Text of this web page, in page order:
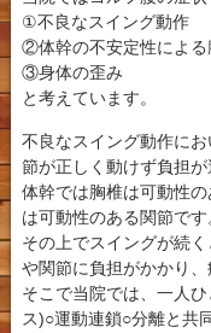
①不良なスイング動作
②体幹の不安定性による
③身体の歪み
と考えています。
不良なスイング動作に
節が正しく動けず負担が
体幹では胸椎は可動性
は可動性のある関節です
その上でスイングが続
や関節に負担がかかり、
そこで当院では、一人
ス)○運動連鎖○分離と共